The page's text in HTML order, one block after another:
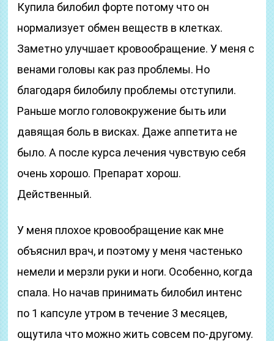
Купила билобил форте потому что он
нормализует обмен веществ в клетках.
Заметно улучшает кровообращение. У меня с
венами головы как раз проблемы. Но
благодаря билобилу проблемы отступили.
Раньше могло головокружение быть или
давящая боль в висках. Даже аппетита не
было. А после курса лечения чувствую себя
очень хорошо. Препарат хорош.
Действенный.
У меня плохое кровообращение как мне
объяснил врач, и поэтому у меня частенько
немели и мерзли руки и ноги. Особенно, когда
спала. Но начав принимать билобил интенс
по 1 капсуле утром в течение 3 месяцев,
ощутила что можно жить совсем по-другому.